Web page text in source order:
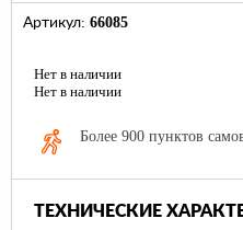
Артикул: 66085
Нет в наличии
Нет в наличии
Более 900 пунктов
ТЕХНИЧЕСКИЕ